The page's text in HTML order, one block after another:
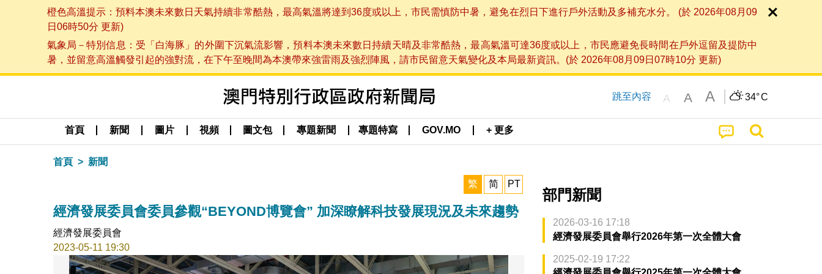
橙色高溫提示：預料本澳未來數日天氣持續非常酷熱，最高氣溫將達到36度或以上，市民需慎防中暑，避免在烈日下進行戶外活動及多補充水分。 (於 2026年08月09
日06時50分 更新)
氣象局－特別信息：受「白海豚」的外圍下沉氣流影響，預料本澳未來數日持續天晴及非常酷熱，最高氣溫可達36度或以上，市民應避免長時間在戶外逗留及提防中
暑，並留意高溫觸發引起的強對流，在下午至晚間為本澳帶來強雷雨及強烈陣風，請市民留意天氣變化及本局最新資訊。(於 2026年08月09日07時10分 更新)
跳至內容 A A A 34°C
首頁 新聞 圖片 視頻 圖文包 專題新聞 專題特寫 GOV.MO + 更多
首頁 新聞
繁 简 PT
經濟發展委員會委員參觀“BEYOND博覽會” 加深瞭解科技發展現況及未來趨勢
經濟發展委員會
2023-05-11 19:30
部門新聞
2026-03-16 17:18
經濟發展委員會舉行2026年第一次全體大會
2025-02-19 17:22